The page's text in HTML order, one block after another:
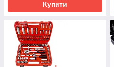
Купити